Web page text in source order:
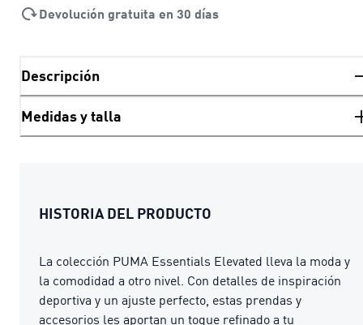
Devolución gratuita en 30 días
Descripción
Medidas y talla
HISTORIA DEL PRODUCTO
La colección PUMA Essentials Elevated lleva la moda y
la comodidad a otro nivel. Con detalles de inspiración
deportiva y un ajuste perfecto, estas prendas y
accesorios les aportan un toque refinado a tu